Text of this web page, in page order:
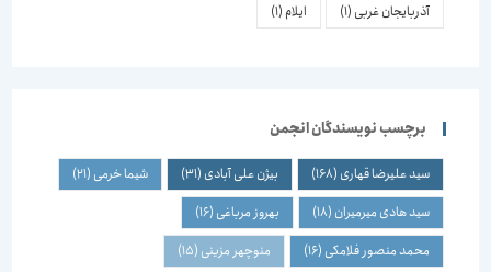
آذربایجان غربی(1) ایلام(1)
برچسب نویسندگان انجمن
سید علیرضا قهاری(168) بیژن علی آبادی(31) شیما خرمی(21)
سید هادی میرمیران(18) بهروز مرباغی(16)
محمد منصور فلامکی(16) منوچهر مزینی(15)